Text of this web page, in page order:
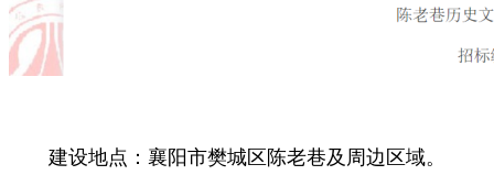
建设地点：襄阳市樊城区陈老巷及周边区域。